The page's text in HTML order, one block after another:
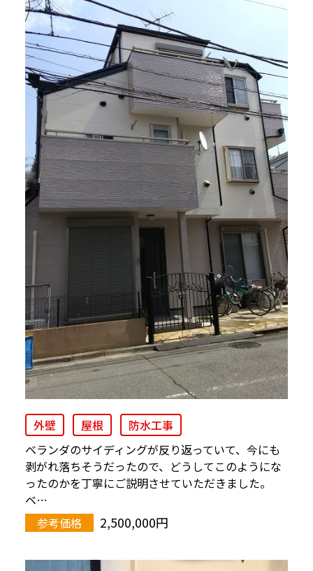
外壁 屋根
防水工事
ベランダのサイディングが反り返っていて、今にも
剥がれ落ちそうだったので、どうしてこのようにな
ったのかを丁寧にご説明させていただきました。
ベ…
参考価格
2,500,000円